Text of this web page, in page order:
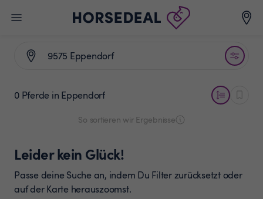
0 Pferde in Eppendorf
So sortieren wir Ergebnisse
Leider kein Glück!
Passe deine Suche an, indem Du Filter zurücksetzt oder
auf der Karte herauszoomst.